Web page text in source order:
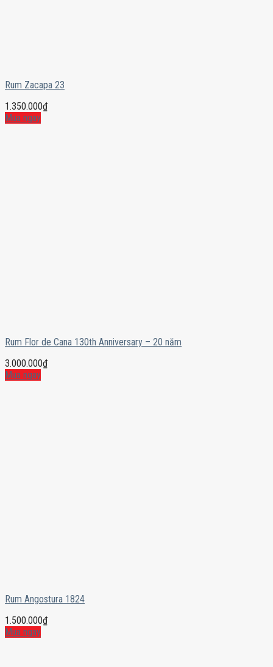
Rum Zacapa 23
1.350.000₫
Mua ngay
Rum Flor de Cana 130th Anniversary – 20 năm
3.000.000₫
Mua ngay
Rum Angostura 1824
1.500.000₫
Mua ngay